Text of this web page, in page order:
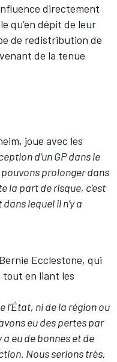
directement
qu’en dépit de leur
de redistribution de
de la tenue
joue avec les
d’un GP dans le
prolonger dans
la part de risque, c’est
lequel il n’y a
Ecclestone, qui
tout en liant les
l’État, ni de la région ou
eu des pertes par
a eu de bonnes et de
Nous serions très,